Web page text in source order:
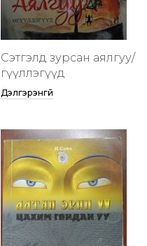
Сэтгэлд зурсан аялгуу/
өгүүллэгүүд
Дэлгэрэнгүй